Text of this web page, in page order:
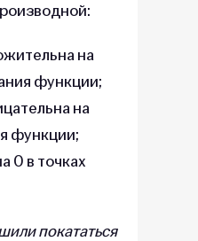
на
функции;
на
функции;
0 в точках
покататься